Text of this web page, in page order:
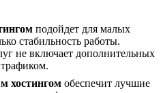
подойдет для малых
стабильность работы.
не включает дополнительных
хостингом обеспечит лучшие